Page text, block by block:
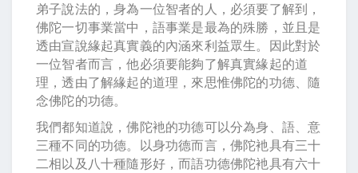
弟子說法的，身為一位智者的人，必須要了解到，
佛陀一切事業當中，語事業是最為的殊勝，並且是
透由宣說緣起真實義的內涵來利益眾生。因此對於
一位智者而言，他必須要能夠了解真實緣起的道
理，透由了解緣起的道理，來思惟佛陀的功德、隨
念佛陀的功德。
我們都知道說，佛陀衪的功德可以分為身、語、意
三種不同的功德。以身功德而言，佛陀衪具有三十
二相以及八十種隨形好，而語功德佛陀衪具有六十